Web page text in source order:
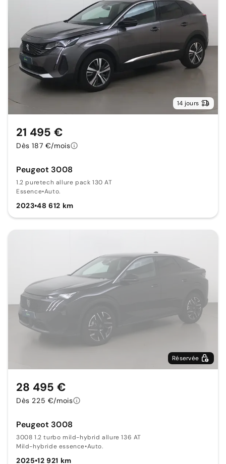
14 jours
Peugeot 3008
1.2 puretech allure pack 130 AT
Essence•Auto.
2023•48 612 km
21 495 €
Dès 187 €/mois
Réservée
Peugeot 3008
3008 1.2 turbo mild-hybrid allure 136 AT
Mild-hybride essence•Auto.
2025•12 921 km
28 495 €
Dès 225 €/mois